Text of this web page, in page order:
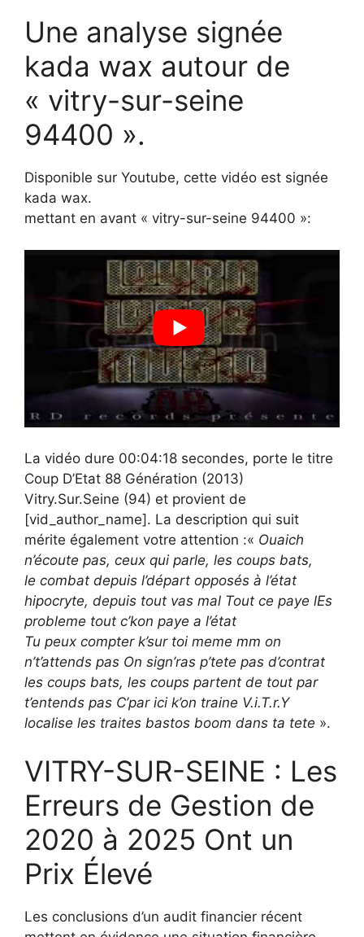
Une analyse signée
kada wax autour de
« vitry-sur-seine
94400 ».
Disponible sur Youtube, cette vidéo est signée
kada wax.
mettant en avant « vitry-sur-seine 94400 »:
La vidéo dure 00:04:18 secondes, porte le titre
Coup D’Etat 88 Génération (2013)
Vitry.Sur.Seine (94) et provient de
[vid_author_name]. La description qui suit
mérite également votre attention :« Ouaich
n’écoute pas, ceux qui parle, les coups bats,
le combat depuis l’départ opposés à l’état
hipocryte, depuis tout vas mal Tout ce paye lEs
probleme tout c’kon paye a l’état
Tu peux compter k’sur toi meme mm on
n’t’attends pas On sign’ras p’tete pas d’contrat
les coups bats, les coups partent de tout par
t’entends pas C’par ici k’on traine V.i.T.r.Y
localise les traites bastos boom dans ta tete ».
VITRY-SUR-SEINE : Les
Erreurs de Gestion de
2020 à 2025 Ont un
Prix Élevé
Les conclusions d’un audit financier récent